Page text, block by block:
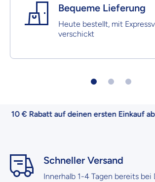
Bequeme Lieferung
Heute bestellt, mit
verschickt
10 € Rabatt auf deinen ersten Einkauf ab
Schneller Versand
Innerhalb 1-4 Tagen bereits bei